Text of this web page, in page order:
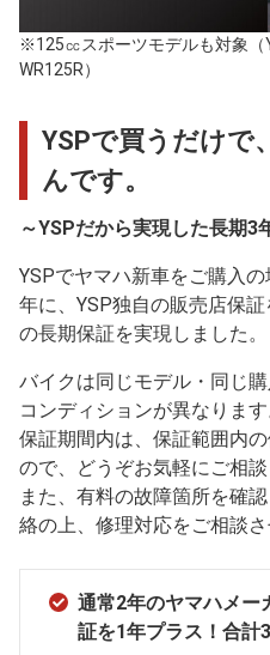
※125㏄スポーツモデルも対象
WR125R）
YSPで買うだけで
んです。
～YSPだから実現した長期3
YSPでヤマハ新車をご購入
年に、YSP独自の販売店保
の長期保証を実現しました。
バイクは同じモデル・同じ
コンディションが異なります
保証期間内は、保証範囲内
ので、どうぞお気軽にご相談
また、有料の故障箇所を確
絡の上、修理対応をご相談さ
通常2年のヤマハメー
証を1年プラス！合計